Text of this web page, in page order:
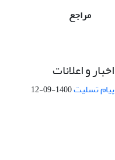
مراجع
اخبار و اعلانات
پیام تسلیت1400-09-12